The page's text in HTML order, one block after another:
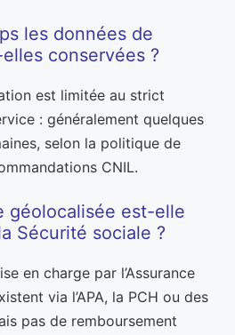
les données de
conservées ?
est limitée au strict
: généralement quelques
selon la politique de
CNIL.
géolocalisée est-elle
Sécurité sociale ?
en charge par l’Assurance
via l’APA, la PCH ou des
pas de remboursement